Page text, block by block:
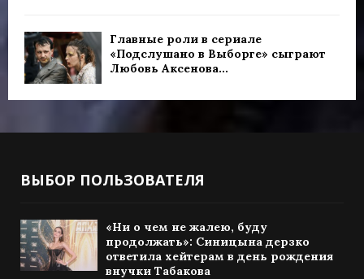
Главные роли в сериале
«Подслушано в Выборге» сыграют
Любовь Аксенова...
ВЫБОР ПОЛЬЗОВАТЕЛЯ
«Ни о чем не жалею, буду
продолжать»: Синицына дерзко
ответила хейтерам в день рождения
внучки Табакова